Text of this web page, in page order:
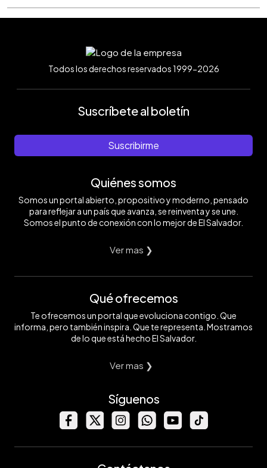
Todos los derechos reservados 1999-2026
Suscríbete al boletín
Suscribirme
Quiénes somos
Somos un portal abierto, propositivo y moderno, pensado
para reflejar a un país que avanza, se reinventa y se une.
Somos el punto de conexión con lo mejor de El Salvador.
Ver mas ❯
Qué ofrecemos
Te ofrecemos un portal que evoluciona contigo. Que
informa, pero también inspira. Que te representa. Mostramos
de lo que está hecho El Salvador.
Ver mas ❯
Síguenos